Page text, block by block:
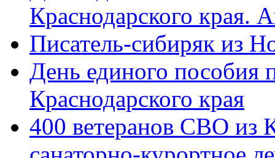
Краснодарского края.
Писатель-сибиряк из
День единого пособия
Краснодарского края
400 ветеранов СВО из